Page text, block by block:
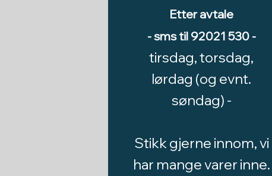
Etter avtale
- sms til 92021 530 -
tirsdag, torsdag,
lørdag (og evnt.
søndag) -
Stikk gjerne innom, vi
har mange varer inne.